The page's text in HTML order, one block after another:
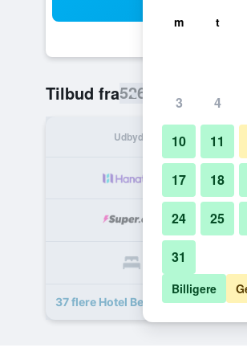
Tilbud fra526 kr.
Udbyder I
37 flere Hotel Bernina tilbud
m t
3 4
10 11
17 18
24 25
31
Billigere